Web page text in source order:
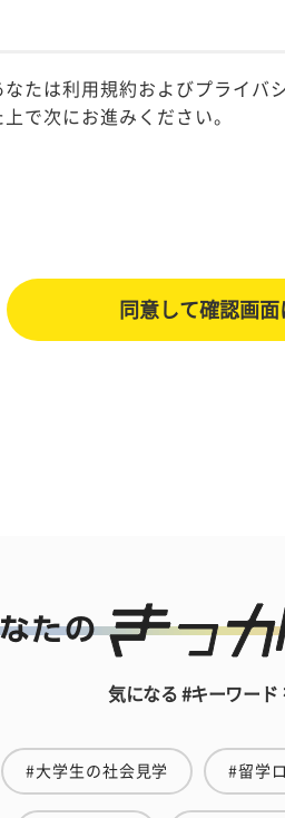
たは利用規約およびプライバ
で次にお進みください。
気になる #キーワード
#大学生の社会見学 #留学